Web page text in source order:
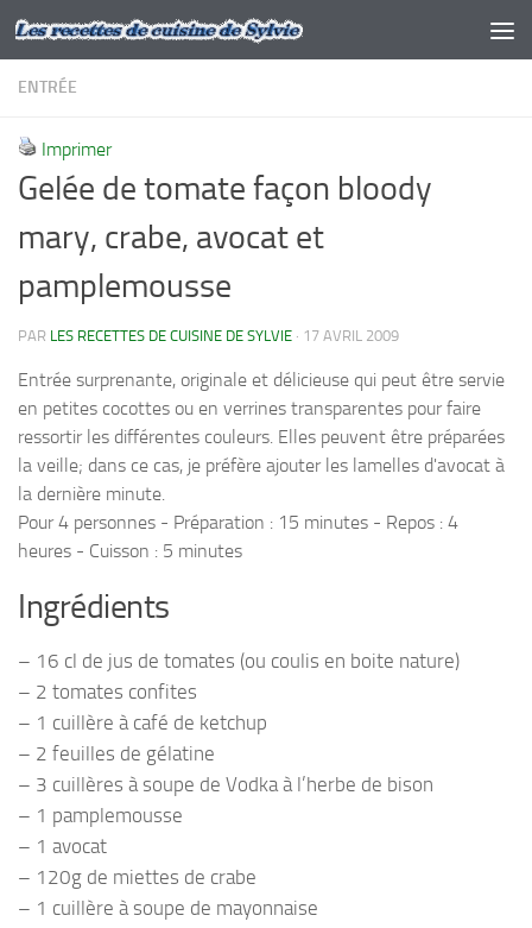
Skip to content
ENTRÉE
Imprimer
Gelée de tomate façon bloody
mary, crabe, avocat et
pamplemousse
PAR LES RECETTES DE CUISINE DE SYLVIE · 17 AVRIL 2009
Entrée surprenante, originale et délicieuse qui peut être servie
en petites cocottes ou en verrines transparentes pour faire
ressortir les différentes couleurs. Elles peuvent être préparées
la veille; dans ce cas, je préfère ajouter les lamelles d'avocat à
la dernière minute.
Pour 4 personnes - Préparation : 15 minutes - Repos : 4
heures - Cuisson : 5 minutes
Ingrédients
– 16 cl de jus de tomates (ou coulis en boite nature)
– 2 tomates confites
– 1 cuillère à café de ketchup
– 2 feuilles de gélatine
– 3 cuillères à soupe de Vodka à l’herbe de bison
– 1 pamplemousse
– 1 avocat
– 120g de miettes de crabe
– 1 cuillère à soupe de mayonnaise